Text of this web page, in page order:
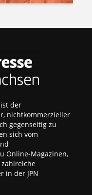
ist der
nichtkommerzieller
gegenseitig zu
sich vom
Online-Magazinen,
in der JPN